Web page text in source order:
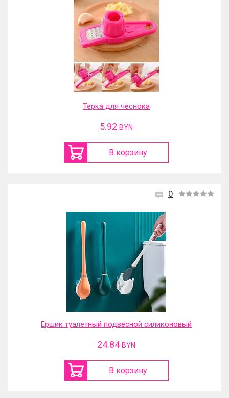
Терка для чеснока
5.92 BYN
В корзину
0
Ершик туалетный подвесной силиконовый
24.84 BYN
В корзину